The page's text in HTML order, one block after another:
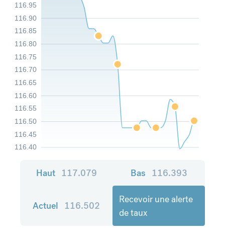
116.40
116.45
116.50
116.55
116.60
116.65
116.70
116.75
116.80
116.85
116.90
116.95
Haut 117.079 Bas 116.393
Actuel 116.502
Recevoir une alerte
de taux